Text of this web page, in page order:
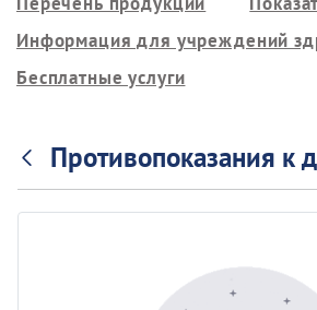
Информация для учреждений
Бесплатные услуги
Противопоказания к